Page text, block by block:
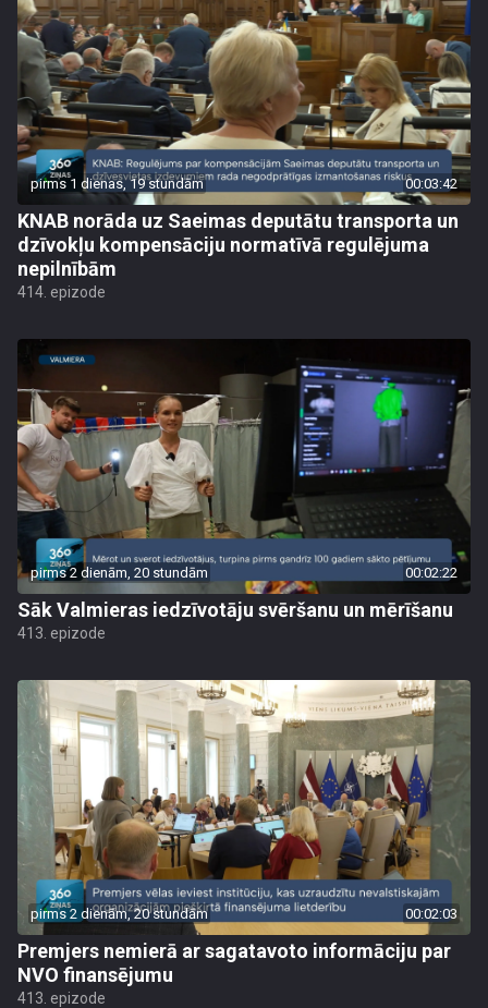
pirms 1 dienas, 19 stundām 00:03:42
KNAB norāda uz Saeimas deputātu transporta un
dzīvokļu kompensāciju normatīvā regulējuma
nepilnībām
414. epizode
pirms 2 dienām, 20 stundām 00:02:22
Sāk Valmieras iedzīvotāju svēršanu un mērīšanu
413. epizode
pirms 2 dienām, 20 stundām 00:02:03
Premjers nemierā ar sagatavoto informāciju par
NVO finansējumu
413. epizode